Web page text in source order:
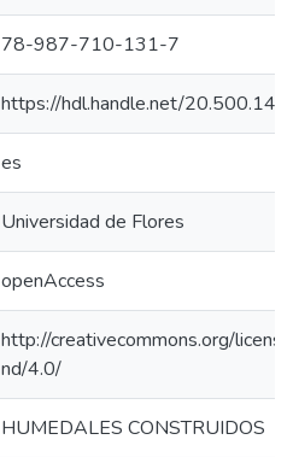
78-987-710-131-7
https://hdl.handle.net/
es
Universidad de Flores
openAccess
http://creativecommons.org/
nd/4.0/
HUMEDALES CONSTRUIDOS